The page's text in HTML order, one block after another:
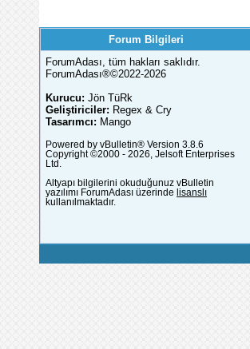
Forum Bilgileri
ForumAdası, tüm hakları saklıdır.
ForumAdası®©2022-2026
Kurucu: Jön TüRk
Geliştiriciler: Regex & Cry
Tasarımcı: Mango
Powered by vBulletin® Version 3.8.6
Copyright ©2000 - 2026, Jelsoft Enterprises
Ltd.
Altyapı bilgilerini okuduğunuz vBulletin
yazılımı ForumAdası üzerinde lisanslı
kullanılmaktadır.